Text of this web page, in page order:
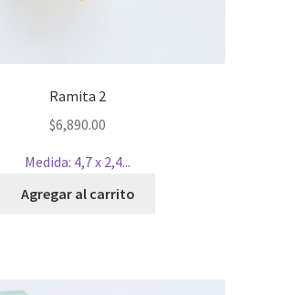
Ramita 2
$6,890.00
Medida: 4,7 x 2,4...
Agregar al carrito